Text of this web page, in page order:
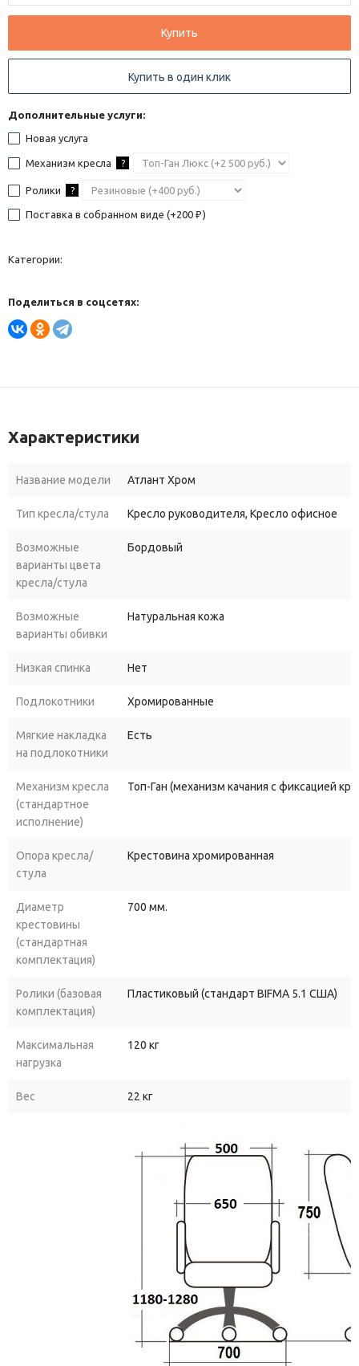
Купить
Купить в один клик
Дополнительные услуги:
Новая услуга
Механизм кресла ?
Ролики ?
Поставка в собранном виде (+200 ₽ )
Категории:
Поделиться в соцсетях:
Характеристики
Название модели Атлант Хром
Тип кресла/стула Кресло руководителя, Кресло офисное
Возможные
варианты цвета
кресла/стула
Бордовый
Возможные
варианты обивки
Натуральная кожа
Низкая спинка Нет
Подлокотники Хромированные
Мягкие накладка
на подлокотники
Есть
Механизм кресла
(стандартное
исполнение)
Топ-Ган (механизм качания с фиксацией
Опора кресла/
стула
Крестовина хромированная
Диаметр
крестовины
(стандартная
комплектация)
700 мм.
Ролики (базовая
комплектация)
Пластиковый (стандарт BIFMA 5.1 США)
Максимальная
нагрузка
120 кг
Вес 22 кг